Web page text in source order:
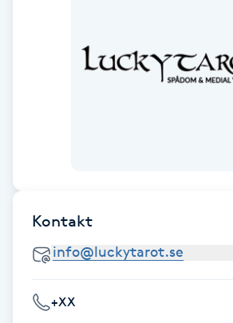
Katun fransar
Kemisk peeling
Kontakt
+XX